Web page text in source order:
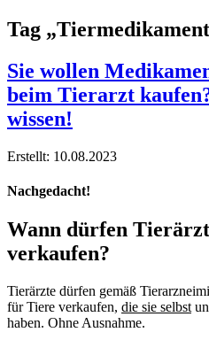
Tag
Sie wollen
beim Tierarzt
wissen!
Erstellt: 10.08.2023
Nachgedacht!
Wann dürfen
verkaufen?
Tierärzte dürfen gemäß
für Tiere verkaufen, die sie selbst
haben. Ohne Ausnahme.